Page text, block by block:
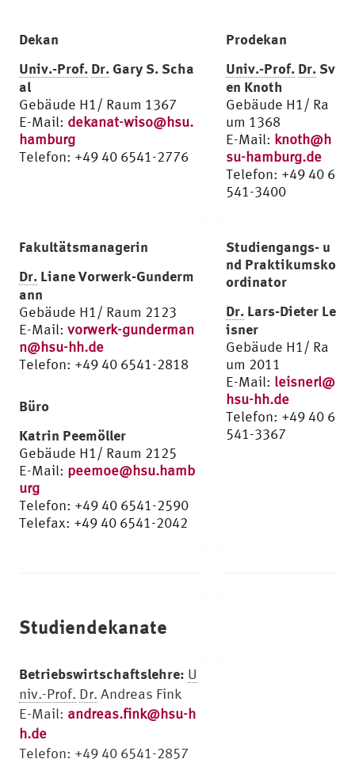
Dekan
Univ.-Prof. Dr. Gary S. Scha
al
Gebäude H1/ Raum 1367
E-Mail: dekanat-wiso@hsu.
hamburg
Telefon: +49 40 6541-2776
Prodekan
Univ.-Prof. Dr. Sv
en Knoth
Gebäude H1/ Ra
um 1368
E-Mail: knoth@h
su-hamburg.de
Telefon: +49 40 6
541-3400
Fakultätsmanagerin
Dr. Liane Vorwerk-Gunderm
ann
Gebäude H1/ Raum 2123
E-Mail: vorwerk-gunderman
n@hsu-hh.de
Telefon: +49 40 6541-2818
Büro
Katrin Peemöller
Gebäude H1/ Raum 2125
E-Mail: peemoe@hsu.hamb
urg
Telefon: +49 40 6541-2590
Telefax: +49 40 6541-2042
Studiengangs- u
nd Praktikumsko
ordinator
Dr. Lars-Dieter Le
isner
Gebäude H1/ Ra
um 2011
E-Mail: leisnerl@
hsu-hh.de
Telefon: +49 40 6
541-3367
Studiendekanate
Betriebswirtschaftslehre: U
niv.-Prof. Dr. Andreas Fink
E-Mail: andreas.fink@hsu-h
h.de
Telefon: +49 40 6541-2857